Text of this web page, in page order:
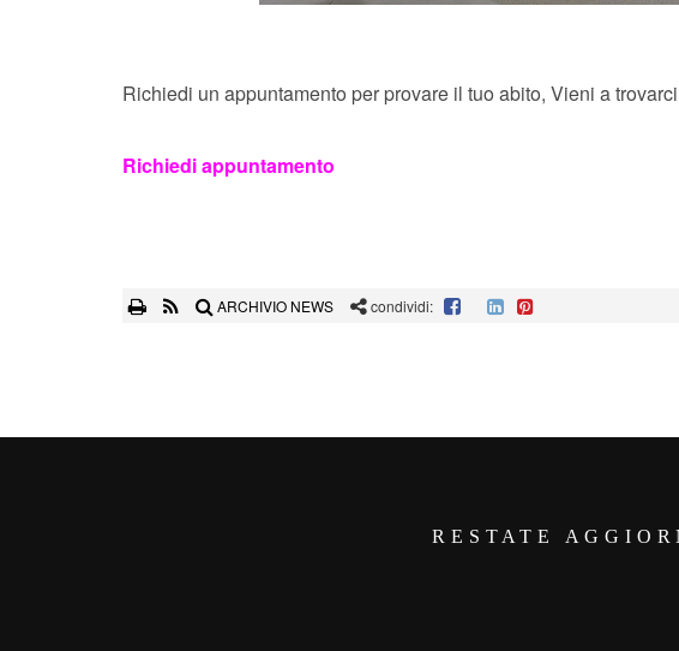
Richiedi un appuntamento per provare il tuo abito, Vieni a
Richiedi appuntamento
ARCHIVIO NEWS condividi:
RESTATE